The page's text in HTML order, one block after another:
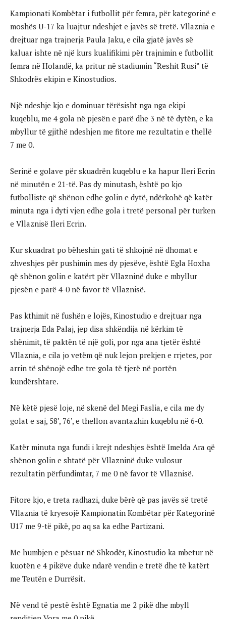
Kampionati Kombëtar i futbollit për femra, për kategorinë e
moshës U-17 ka luajtur ndeshjet e javës së tretë. Vllaznia e
drejtuar nga trajnerja Paula Jaku, e cila gjatë javës së
kaluar ishte në një kurs kualifikimi për trajnimin e futbollit
femra në Holandë, ka pritur në stadiumin “Reshit Rusi” të
Shkodrës ekipin e Kinostudios.
Një ndeshje kjo e dominuar tërësisht nga nga ekipi
kuqeblu, me 4 gola në pjesën e parë dhe 3 në të dytën, e ka
mbyllur të gjithë ndeshjen me fitore me rezultatin e thellë
7 me 0.
Serinë e golave për skuadrën kuqeblu e ka hapur Ileri Ecrin
në minutën e 21-të. Pas dy minutash, është po kjo
futbolliste që shënon edhe golin e dytë, ndërkohë që katër
minuta nga i dyti vjen edhe gola i tretë personal për turken
e Vllaznisë Ileri Ecrin.
Kur skuadrat po bëheshin gati të shkojnë në dhomat e
zhveshjes për pushimin mes dy pjesëve, është Egla Hoxha
që shënon golin e katërt për Vllazninë duke e mbyllur
pjesën e parë 4-0 në favor të Vllaznisë.
Pas kthimit në fushën e lojës, Kinostudio e drejtuar nga
trajnerja Eda Palaj, jep disa shkëndija në kërkim të
shënimit, të paktën të një goli, por nga ana tjetër është
Vllaznia, e cila jo vetëm që nuk lejon prekjen e rrjetes, por
arrin të shënojë edhe tre gola të tjerë në portën
kundërshtare.
Në këtë pjesë loje, në skenë del Megi Faslia, e cila me dy
golat e saj, 58’, 76’, e thellon avantazhin kuqeblu në 6-0.
Katër minuta nga fundi i krejt ndeshjes është Imelda Ara që
shënon golin e shtatë për Vllazninë duke vulosur
rezultatin përfundimtar, 7 me 0 në favor të Vllaznisë.
Fitore kjo, e treta radhazi, duke bërë që pas javës së tretë
Vllaznia të kryesojë Kampionatin Kombëtar për Kategorinë
U17 me 9-të pikë, po aq sa ka edhe Partizani.
Me humbjen e pësuar në Shkodër, Kinostudio ka mbetur në
kuotën e 4 pikëve duke ndarë vendin e tretë dhe të katërt
me Teutën e Durrësit.
Në vend të pestë është Egnatia me 2 pikë dhe mbyll